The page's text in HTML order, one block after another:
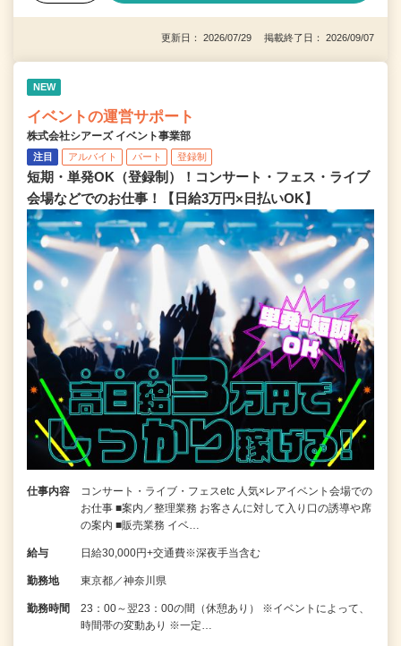
更新日： 2026/07/29 掲載終了日： 2026/09/07
NEW
イベントの運営サポート
株式会社シアーズ イベント事業部
注目 アルバイト パート 登録制
短期・単発OK（登録制）！コンサート・フェス・ライブ
会場などでのお仕事！【日給3万円×日払いOK】
仕事内容
コンサート・ライブ・フェスetc 人気×レアイベント会場での
お仕事 ■案内／整理業務 お客さんに対して入り口の誘導や席
の案内 ■販売業務 イベ…
給与 日給30,000円+交通費※深夜手当含む
勤務地 東京都／神奈川県
勤務時間
23：00～翌23：00の間（休憩あり） ※イベントによって、
時間帯の変動あり ※一定…